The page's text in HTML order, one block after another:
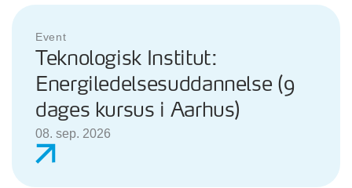
Event
Teknologisk Institut:
Energiledelsesuddannelse (9
dages kursus i Aarhus)
08. sep. 2026